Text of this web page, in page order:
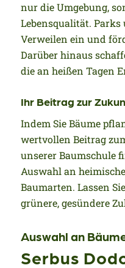
nur die Umgebung,
Lebensqualität.
Verweilen ein und
Darüber hinaus
die an heißen Tagen
Ihr Beitrag zur
Indem Sie Bäume
wertvollen Beitrag
unserer Baumschule
Auswahl an
Baumarten. Lassen
grünere, gesündere
Auswahl an
Serbus